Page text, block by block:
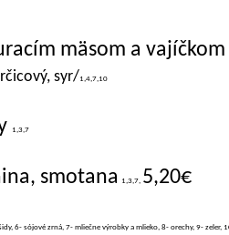
mäsom a vajíčkom
syr/1,4,7,10
1,3,7
smotana 1,3,7, 5,20€
6- sójové zrná, 7- mliečne výrobky a mlieko, 8- orechy, 9-